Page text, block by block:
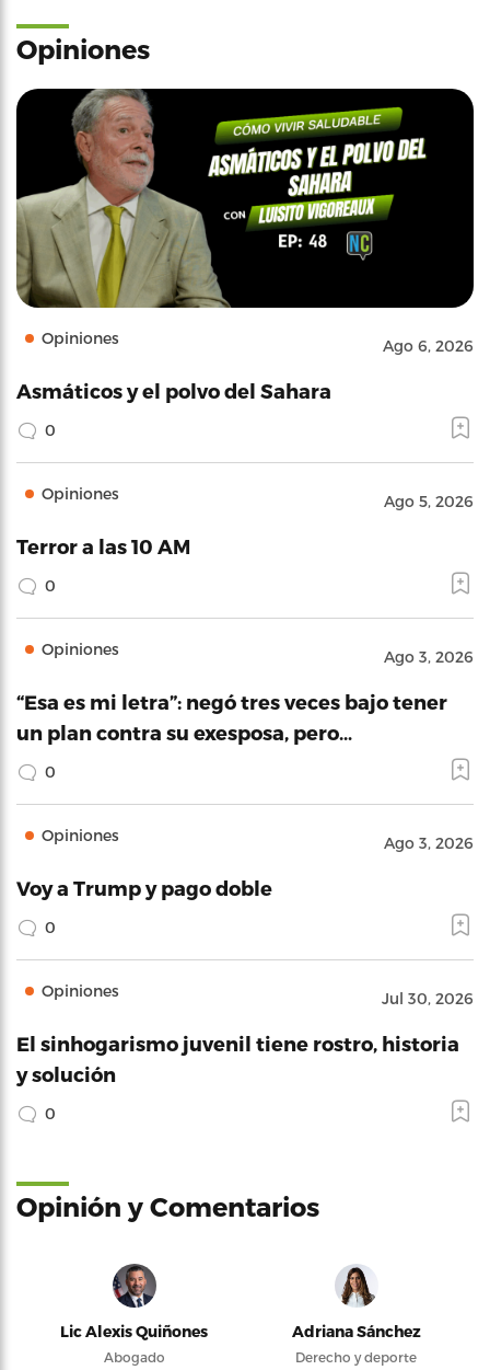
Opiniones
Opiniones Ago 6, 2026
Asmáticos y el polvo del Sahara
0
Opiniones Ago 5, 2026
Terror a las 10 AM
0
Opiniones Ago 3, 2026
“Esa es mi letra”: negó tres veces bajo tener
un plan contra su exesposa, pero…
0
Opiniones Ago 3, 2026
Voy a Trump y pago doble
0
Opiniones Jul 30, 2026
El sinhogarismo juvenil tiene rostro, historia
y solución
0
Opinión y Comentarios
Lic Alexis Quiñones
Abogado
Adriana Sánchez
Derecho y deporte